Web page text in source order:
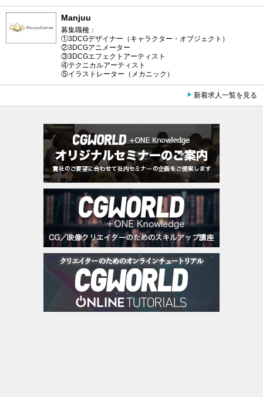
Manjuu
募集職種：
①3DCGデザイナー（キャラクター・オブジェクト）
②3DCGアニメーター
③3DCGエフェクトアーティスト
④テクニカルアーティスト
⑤イラストレーター（メカニック）
新着求人一覧を見る